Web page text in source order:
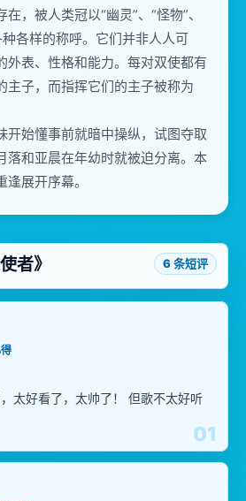
，被人类冠以“幽灵”、“怪物”、
种各样的称呼。它们并非人人可
外表、性格和能力。每对双使都有
主子，而指挥它们的主子被称为
开始懂事前就暗中操纵，试图夺取
落和亚晨在年幼时就被迫分离。本
展开序幕。
者》 6 条短评
01
太好看了，太帅了！ 但歌不太好听